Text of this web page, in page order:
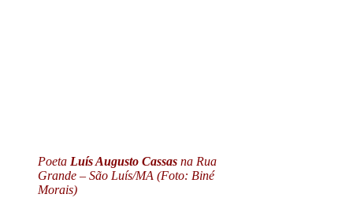
Poeta Luís Augusto Cassas na Rua
Grande – São Luís/MA (Foto: Biné
Morais)